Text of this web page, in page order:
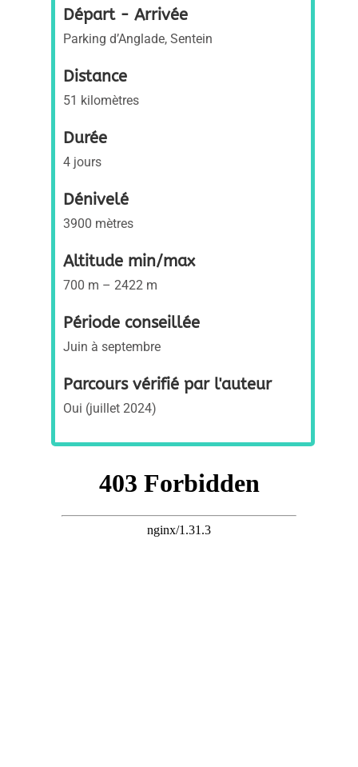
Départ - Arrivée
Parking d’Anglade, Sentein
Distance
51 kilomètres
Durée
4 jours
Dénivelé
3900 mètres
Altitude min/max
700 m – 2422 m
Période conseillée
Juin à septembre
Parcours vérifié par l'auteur
Oui (juillet 2024)